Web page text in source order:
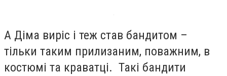
А Діма виріс і теж став бандитом –
тільки таким прилизаним, поважним, в
костюмі та краватці. Такі бандити